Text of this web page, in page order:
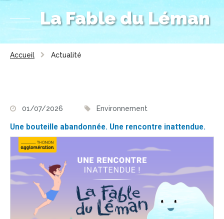
La Fable du Léman
Accueil Actualité
01/07/2026 Environnement
Une bouteille abandonnée. Une rencontre inattendue.